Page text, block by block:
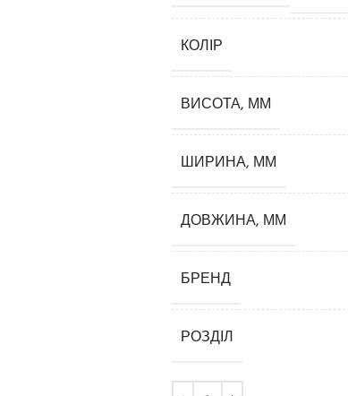
Карнизи
Плінтуси
Кутові елементи
3D панелі
КОЛІР
ВИСОТА, ММ
ШИРИНА, ММ
ДОВЖИНА, ММ
БРЕНД
РОЗДІЛ